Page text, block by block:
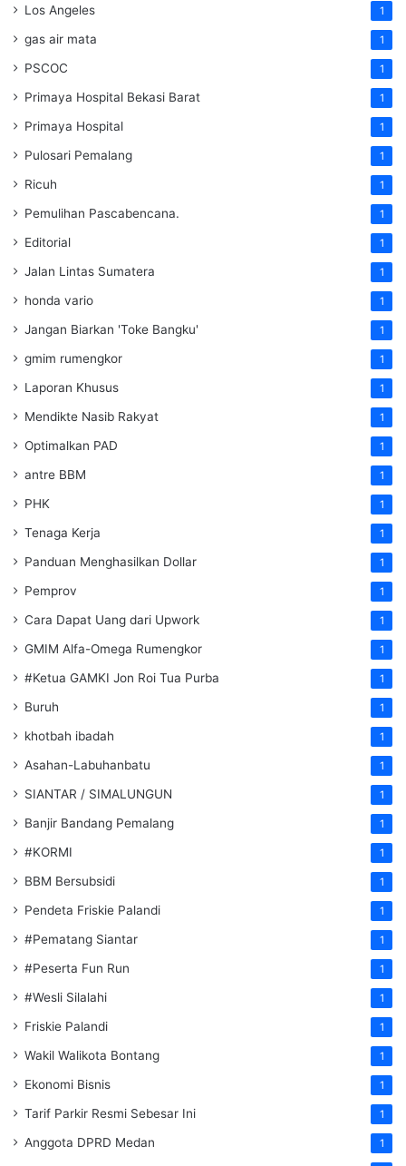
Los Angeles 1
gas air mata 1
PSCOC 1
Primaya Hospital Bekasi Barat 1
Primaya Hospital 1
Pulosari Pemalang 1
Ricuh 1
Pemulihan Pascabencana. 1
Editorial 1
Jalan Lintas Sumatera 1
honda vario 1
Jangan Biarkan 'Toke Bangku' 1
gmim rumengkor 1
Laporan Khusus 1
Mendikte Nasib Rakyat 1
Optimalkan PAD 1
antre BBM 1
PHK 1
Tenaga Kerja 1
Panduan Menghasilkan Dollar 1
Pemprov 1
Cara Dapat Uang dari Upwork 1
GMIM Alfa-Omega Rumengkor 1
#Ketua GAMKI Jon Roi Tua Purba 1
Buruh 1
khotbah ibadah 1
Asahan-Labuhanbatu 1
SIANTAR / SIMALUNGUN 1
Banjir Bandang Pemalang 1
#KORMI 1
BBM Bersubsidi 1
Pendeta Friskie Palandi 1
#Pematang Siantar 1
#Peserta Fun Run 1
#Wesli Silalahi 1
Friskie Palandi 1
Wakil Walikota Bontang 1
Ekonomi Bisnis 1
Tarif Parkir Resmi Sebesar Ini 1
Anggota DPRD Medan 1